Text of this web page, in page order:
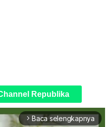
Republika
arrow_forward_ios Baca selengkapnya